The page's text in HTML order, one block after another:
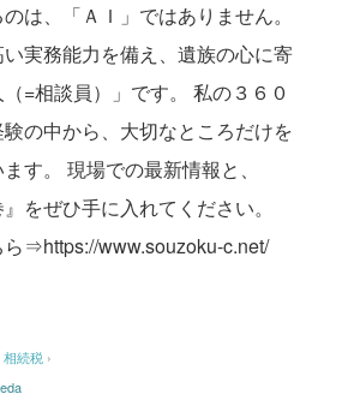
は、「ＡＩ」ではありません。
実務能力を備え、遺族の心に寄
=相談員）」です。
私の３６０
の中から、大切なところだけを
す。
現場での最新情報と、
』をぜひ手に入れてください。
⇒https://www.souzoku-c.net/
相続税 ›